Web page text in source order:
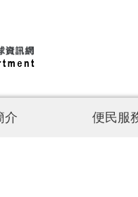
介 便民服